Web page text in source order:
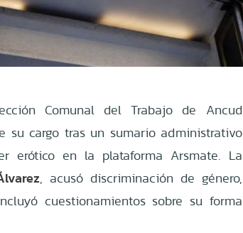
Comunal del Trabajo de Ancud
su cargo tras un sumario administrativo
erótico en la plataforma Arsmate. La
, acusó discriminación de género,
cuestionamientos sobre su forma